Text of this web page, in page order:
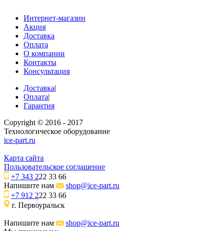
Интернет-магазин
Акция
Доставка
Оплата
О компании
Контакты
Консультация
Доставка|
Оплата|
Гарантия
Copyright © 2016 - 2017
Технологическое оборудование
ice-part.ru
Карта сайта
Пользовательское соглашение
+7 343 222 33 66
Напишите нам
shop@ice-part.ru
+7 912 222 33 66
г. Первоуральск
Напишите нам
shop@ice-part.ru